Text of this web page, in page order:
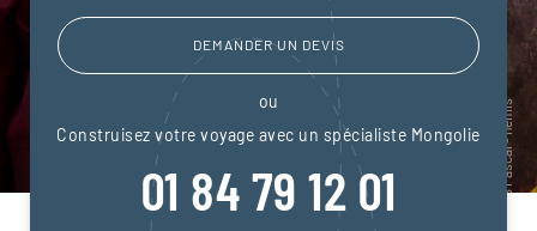
DEMANDER UN DEVIS
ou
Construisez votre voyage avec un spécialiste Mongolie
01 84 79 12 01